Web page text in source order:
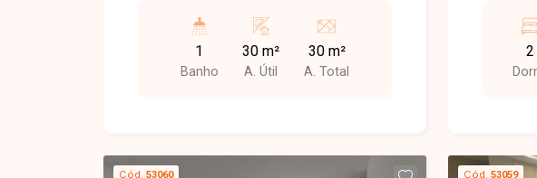
fluxo de pessoas e fácil acesso às
principais avenidas, além de estar
próximo a comércios, bancos,
construída. O imóvel conta com amplo
1
Banho
30 m²
A. Útil
30 m²
A. Total
2
Cód. 53060 Cód. 53059